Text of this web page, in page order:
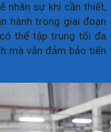
nhân sự khi cần thiết,
hành trong giai đoạn
thể tập trung tối đa
mà vẫn đảm bảo tiến